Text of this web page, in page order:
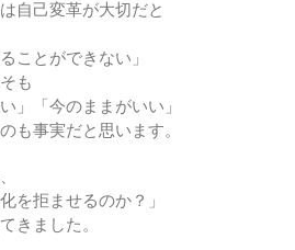
自己変革が大切だと
ことができない」
も
」「今のままがいい」
も事実だと思います。
を拒ませるのか？」
きました。